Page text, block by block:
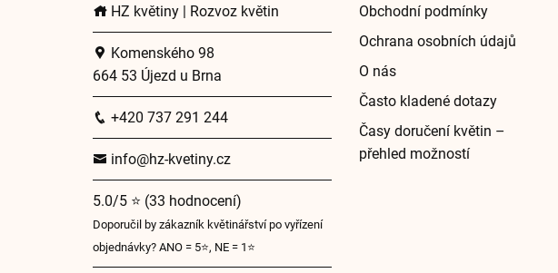
HZ květiny | Rozvoz květin
Komenského 98
664 53 Újezd u Brna
+420 737 291 244
info@hz-kvetiny.cz
5.0/5 ⭐ (33 hodnocení)
Doporučil by zákazník květinářství po vyřízení
objednávky? ANO = 5⭐, NE = 1⭐
Obchodní podmínky
Ochrana osobních údajů
O nás
Často kladené dotazy
Časy doručení květin –
přehled možností